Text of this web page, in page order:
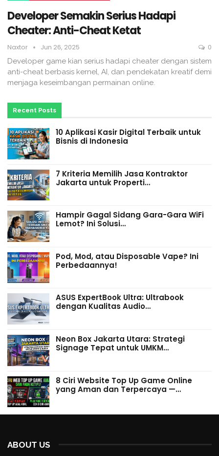
Developer Semakin Serius Hadapi
Cheater: Anti-Cheat Ketat
Naxtor Jun 26, 2025 0
Developer game kian serius hadapi cheater dengan sistem
anti-cheat berbasis kernel, AI, dan pendekatan kreatif demi
menjaga keseimbangan permainan online.
Recent Posts
10 Aplikasi Kasir Digital Terbaik untuk
Bisnis di Indonesia
7 Kriteria Memilih Jasa Kontraktor
Jakarta untuk Properti…
Hampir Gagal Sidang Gara-Gara WiFi
Lemot? Ini Solusi…
Pod, Mod, atau Disposable Vape? Ini
Perbedaannya!
ASUS ExpertBook Ultra: Ultrabook
dengan Kualitas Audio…
Neon Box Jakarta Utara: Strategi
Signage Tepat untuk UMKM…
8 Ciri Website Top Up Game Online
yang Aman dan Terpercaya —…
ABOUT US